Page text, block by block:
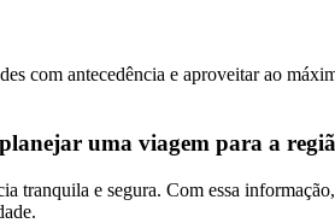
com antecedência e aproveitar ao
uma viagem para a
e segura. Com essa